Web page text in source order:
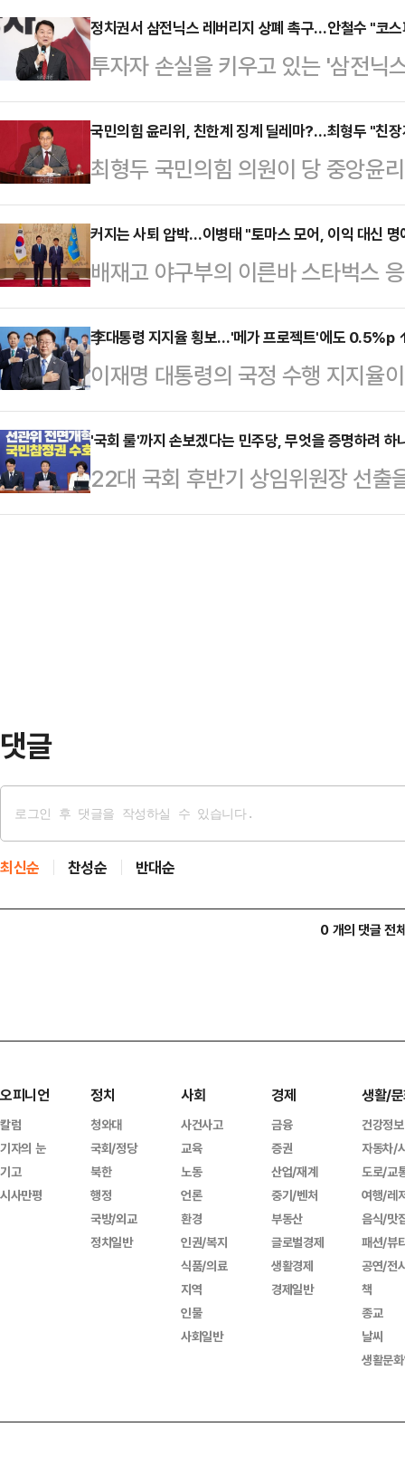
정치권서 삼전닉스 레버리지 상폐 촉구…안철수 "코
투자자 손실을 키우고 있는 '삼전닉
융위원장과 금융감독원장을 파면
성전자와 SK하이닉스 주가 움직임
목의 주가가 하락한 뒤 다시 제자리
'음의 복리 효과'로 인해 투자자 손
의힘 의원은 6일 페이스북에 "코스
SK하이닉스 레버리지 ETF에 몰린
키고 있다"고 비판했…
국민의힘 윤리위, 친한계 징계 딜레마?…최형두 "친
최형두 국민의힘 의원이 당 중앙윤
하기 어려울 수 있다고 내다봤다. '
의원뿐만 아니라 친장(친장동혁)계
원의 설명이다.최 의원은 6일 KBS
원을 비롯해 중진들, 친장계로 분류
하는 것을 보면, 윤리위가 징계를
최 의원은 윤리위에 50여명의 징계
소는 당원이나 외…
커지는 사퇴 압박…이병태 "토마스 모어, 이익 대신 명
배재고 야구부의 이른바 스타벅스
됐다"고 주장해 논란이 된 이병태
영국 정치가이자 사상가인 토마스
조했다.이 부위원장은 6일 페이스
을 올리고 "만약 명예(신의)가 이익
로워질 것"이라는 15~16세기 영국
을 공유했다.이 부위원장은 "헨리 8
스스로 영국의…
李대통령 지지율 횡보…'메가 프로젝트'에도 0.5%p
이재명 대통령의 국정 수행 지지
정 평가는 49.2%로, 6월 셋째 주
연속 긍정 평가를 앞서고 있다.리
29일부터 이달 3일까지 무선
국정수행 긍정 평가는 47.0%로
'국회 룰'까지 손보겠다는 민주당, 무엇을 증명하려
22대 국회 후반기 상임위원장 선출
지 거머쥔 더불어민주당의 입법 속
댓글
최신순 찬성순 반대순
0 개의 댓글 전
오피니언
칼럼
기자의 눈
기고
시사만평
정치
청와대
국회/정당
북한
행정
국방/외교
정치일반
사회
사건사고
교육
노동
언론
환경
인권/복지
식품/의료
지역
인물
사회일반
경제
금융
증권
산업/재계
중기/벤처
부동산
글로벌경제
생활경제
경제일반
생활/
건강정보
자동차/
도로/교
여행/레
음식/맛
패션/뷰
공연/전
책
종교
날씨
생활문